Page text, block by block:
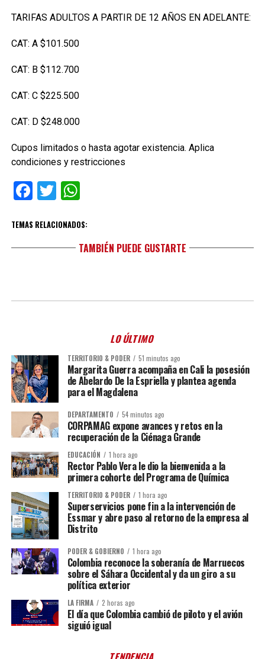
TARIFAS ADULTOS A PARTIR DE 12 AÑOS EN ADELANTE:
CAT: A $101.500
CAT: B $112.700
CAT: C $225.500
CAT: D $248.000
Cupos limitados o hasta agotar existencia. Aplica
condiciones y restricciones
Facebook
TwitterWhatsApp
TEMAS RELACIONADOS:
TAMBIÉN PUEDE GUSTARTE
LO ÚLTIMO
TERRITORIO & PODER 51 minutos ago
Margarita Guerra acompaña en Cali la posesión
de Abelardo De la Espriella y plantea agenda
para el Magdalena
DEPARTAMENTO 54 minutos ago
CORPAMAG expone avances y retos en la
recuperación de la Ciénaga Grande
EDUCACIÓN 1 hora ago
Rector Pablo Vera le dio la bienvenida a la
primera cohorte del Programa de Química
TERRITORIO & PODER 1 hora ago
Superservicios pone fin a la intervención de
Essmar y abre paso al retorno de la empresa al
Distrito
PODER & GOBIERNO 1 hora ago
Colombia reconoce la soberanía de Marruecos
sobre el Sáhara Occidental y da un giro a su
política exterior
LA FIRMA 2 horas ago
El día que Colombia cambió de piloto y el avión
siguió igual